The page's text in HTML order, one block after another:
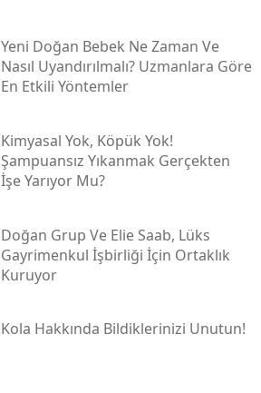
Yeni Doğan Bebek Ne Zaman Ve
Nasıl Uyandırılmalı? Uzmanlara Göre
En Etkili Yöntemler
Kimyasal Yok, Köpük Yok!
Şampuansız Yıkanmak Gerçekten
İşe Yarıyor Mu?
Doğan Grup Ve Elie Saab, Lüks
Gayrimenkul İşbirliği İçin Ortaklık
Kuruyor
Kola Hakkında Bildiklerinizi Unutun!